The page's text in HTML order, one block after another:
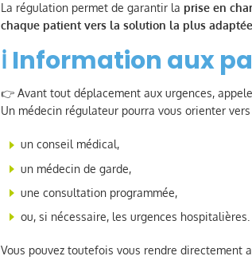
La régulation permet de garantir la prise en
chaque patient vers la solution la plus adaptée
ℹ️ Information aux
👉 Avant tout déplacement aux urgences,
Un médecin régulateur pourra vous orienter vers
un conseil médical,
un médecin de garde,
une consultation programmée,
ou, si nécessaire, les urgences hospitalières.
Vous pouvez toutefois vous rendre directement